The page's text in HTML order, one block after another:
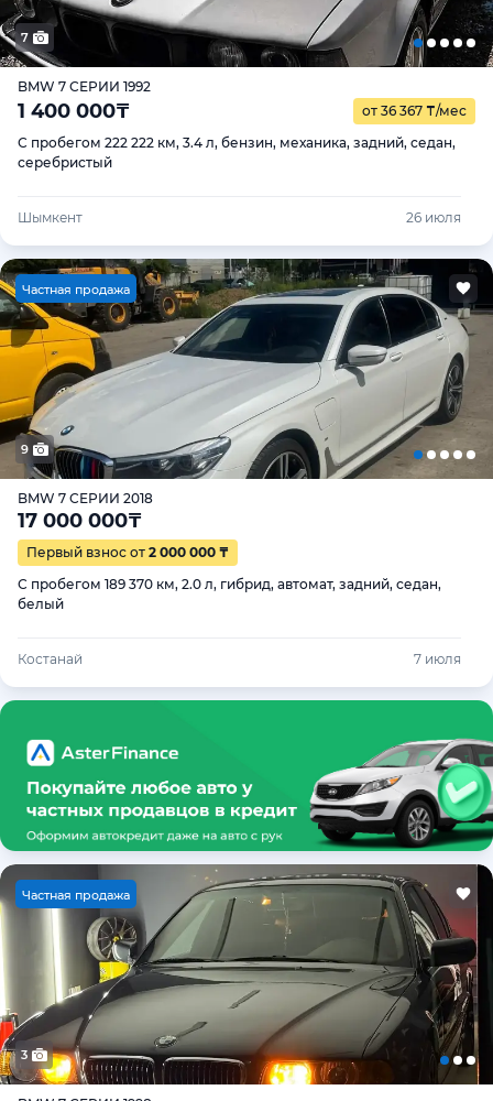
7
BMW 7 СЕРИИ 1992
1 400 000₸ от 36 367 ₸/мес
С пробегом 222 222 км, 3.4 л, бензин, механика, задний, седан,
серебристый
Шымкент 26 июля
Частная продажа
9
BMW 7 СЕРИИ 2018
17 000 000₸
Первый взнос от 2 000 000 ₸
С пробегом 189 370 км, 2.0 л, гибрид, автомат, задний, седан,
белый
Костанай 7 июля
Частная продажа
3